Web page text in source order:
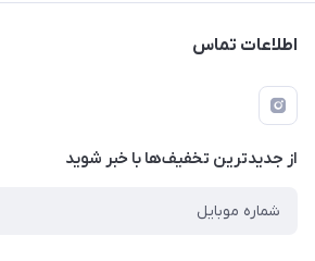
اطلاعات تماس
09229839700 - 08338354666
info@cosmetics110.com
کرمانشاه ، بلوار نوبهار ، بین کوی ۱۱۰ و ۱۱۲ ، آرایشی و بهداشتی ۱۱۰
از جدید‌ترین تخفیف‌ها با‌ خبر شوید